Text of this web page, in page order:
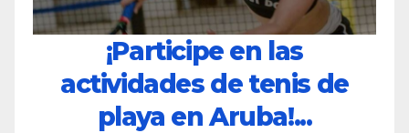
¡Participe en las
actividades de tenis de
playa en Aruba!...